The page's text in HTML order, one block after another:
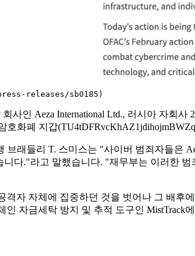
releases/sb0185)
사인 Aeza International Ltd., 러시아 자회사
호화폐 지갑
브래들리 T. 스미스는 "사이버 범죄자들은
다."라고 말했습니다. "재무부는 이러한
격자 자체에 집중하던 것을 벗어나 그 배후
인 자금세탁 방지 및 추적 도구인